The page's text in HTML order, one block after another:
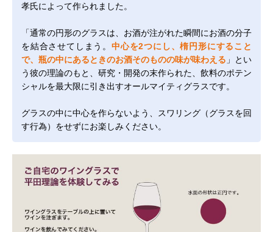
孝氏によって作られました。
「通常の円形のグラスは、お酒が注がれた瞬間にお酒の分子
を結合させてしまう。 中心を2つにし、楕円形にすること
で、瓶の中にあるときのお酒そのものの味が味わえる 」とい
う彼の理論のもと、研究・開発の末作られた、飲料のポテン
シャルを最大限に引き出すオールマイティグラスです。
グラスの中に中心を作らないよう、スワリング（グラスを回
す行為）をせずにお楽しみください。